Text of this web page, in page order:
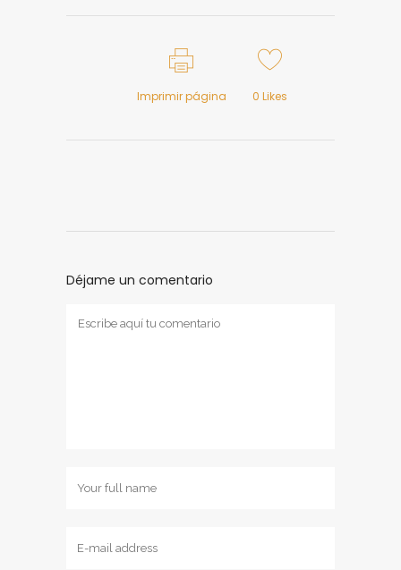
Imprimir página 0 Likes
Déjame un comentario